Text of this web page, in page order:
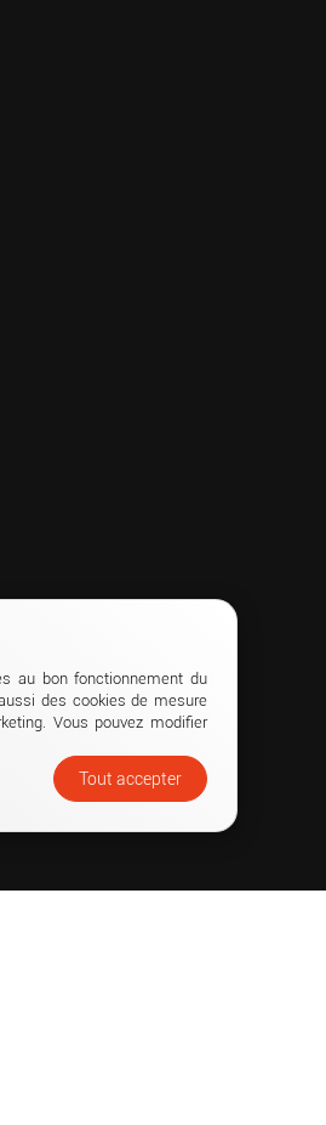
au bon fonctionnement du
des cookies de mesure
Vous pouvez modifier
Tout accepter